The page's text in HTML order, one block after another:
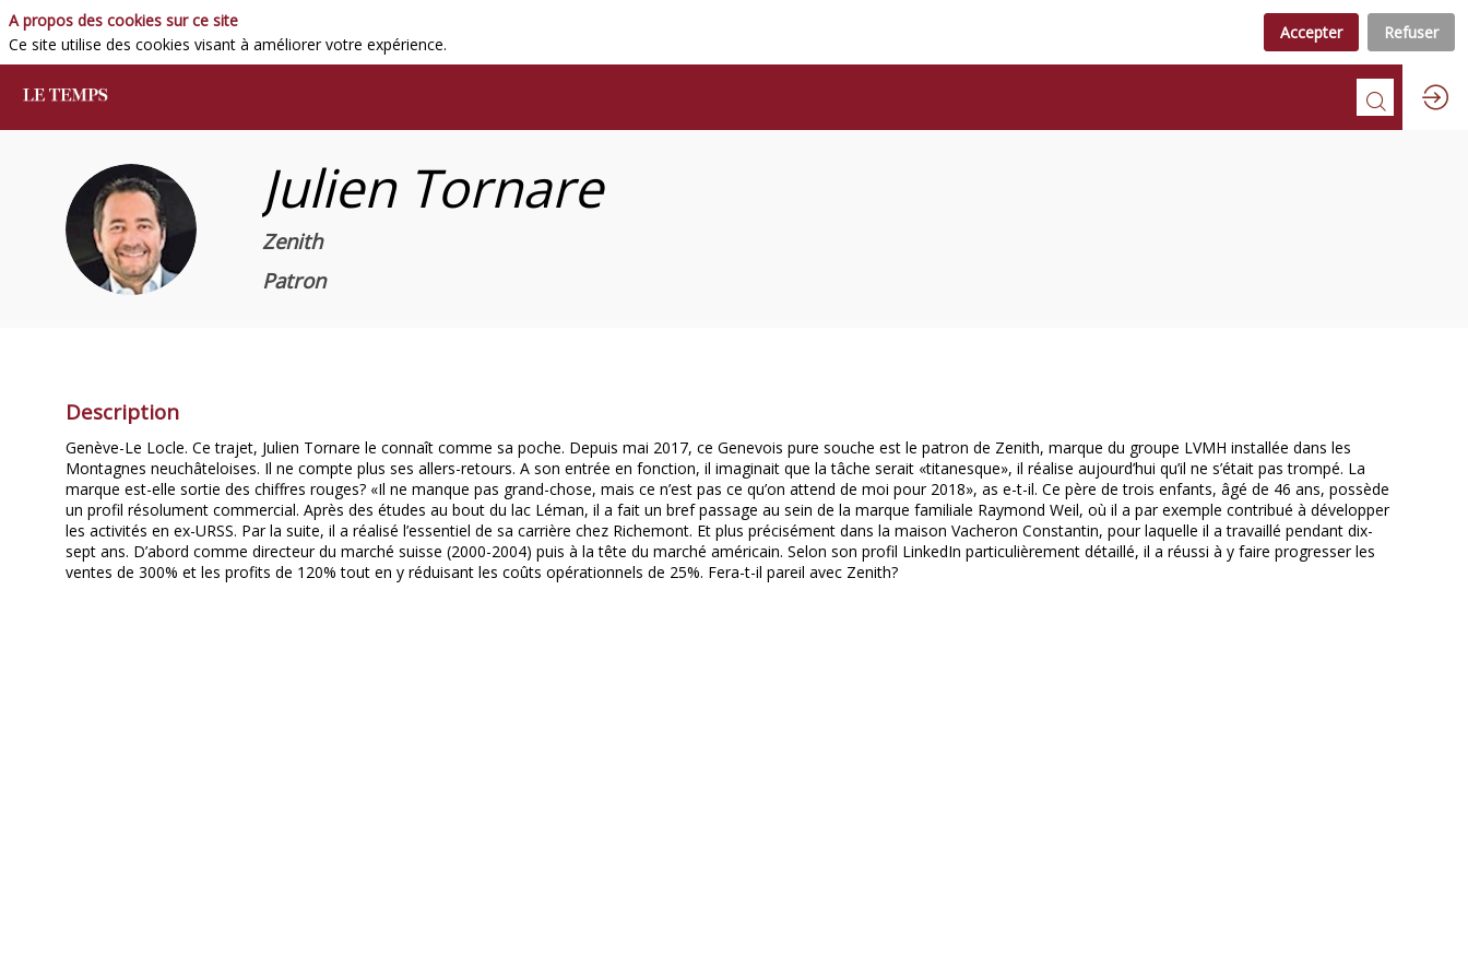
JT
Julien Tornare
Zenith
Patron
Description
Genève-Le Locle. Ce trajet, Julien Tornare le connaît comme sa poche. Depuis mai 2017, ce Genevois pure souche est le patron de Zenith, marque du groupe LVMH installée dans les
Montagnes neuchâteloises. Il ne compte plus ses allers-retours. A son entrée en fonction, il imaginait que la tâche serait «titanesque», il réalise aujourd’hui qu’il ne s’était pas trompé. La
marque est-elle sortie des chiffres rouges? «Il ne manque pas grand-chose, mais ce n’est pas ce qu’on attend de moi pour 2018», as e-t-il. Ce père de trois enfants, âgé de 46 ans, possède
un profil résolument commercial. Après des études au bout du lac Léman, il a fait un bref passage au sein de la marque familiale Raymond Weil, où il a par exemple contribué à développer
les activités en ex-URSS. Par la suite, il a réalisé l’essentiel de sa carrière chez Richemont. Et plus précisément dans la maison Vacheron Constantin, pour laquelle il a travaillé pendant dix-
sept ans. D’abord comme directeur du marché suisse (2000-2004) puis à la tête du marché américain. Selon son profil LinkedIn particulièrement détaillé, il a réussi à y faire progresser les
ventes de 300% et les profits de 120% tout en y réduisant les coûts opérationnels de 25%. Fera-t-il pareil avec Zenith?
A propos des cookies sur ce site
Ce site utilise des cookies visant à améliorer votre expérience.
Accepter Refuser